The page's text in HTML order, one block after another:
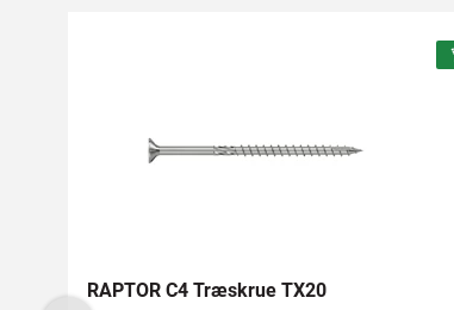
RAPTOR C4 Træskrue TX20